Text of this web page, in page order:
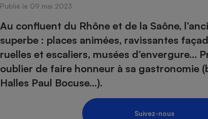
Publié le 09 mai 2023
Au confluent du Rhône et de la Saône,
superbe : places animées, ravissantes
ruelles et escaliers, musées d’envergure…
oublier de faire honneur à sa gastronomie
Halles Paul Bocuse...).
Suivez-nous
alimentaire
Assurance
Gros
Petit
Téléphonie
Mutuelle